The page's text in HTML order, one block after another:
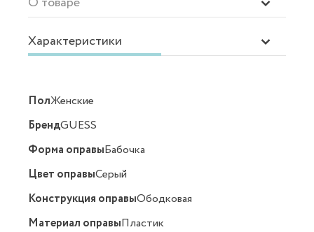
Характеристики
ПолЖенские
БрендGUESS
Форма оправыБабочка
Цвет оправыСерый
Конструкция оправыОбодковая
Материал оправыПластик